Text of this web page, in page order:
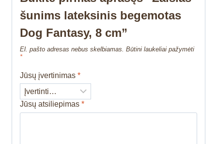
šunims lateksinis begemotas
Dog Fantasy, 8 cm”
El. pašto adresas nebus skelbiamas. Būtini laukeliai pažymėti
*
Jūsų įvertinimas *
Jūsų atsiliepimas *